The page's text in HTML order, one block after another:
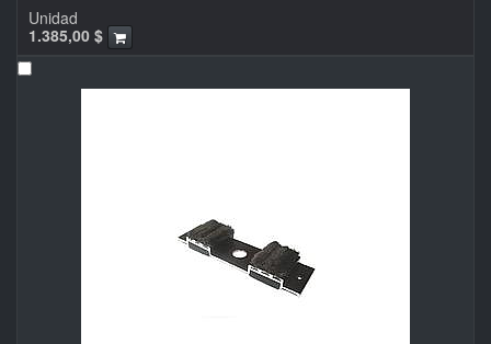
1.385,00 $
Unidad